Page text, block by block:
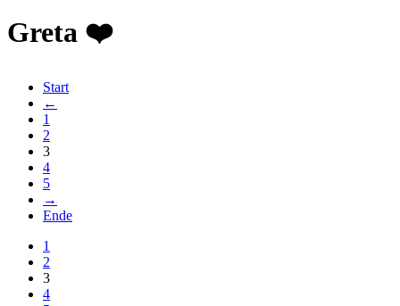
Greta ❤️
Start
←
1
2
3
4
5
→
Ende
1
2
3
4